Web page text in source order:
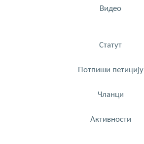
Видео
Статут
Потпиши петицију
Чланци
Активности